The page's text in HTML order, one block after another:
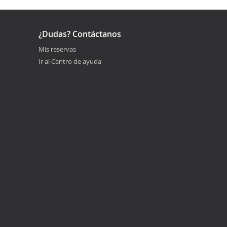
¿Dudas? Contáctanos
Mis reservas
Ir al Centro de ayuda